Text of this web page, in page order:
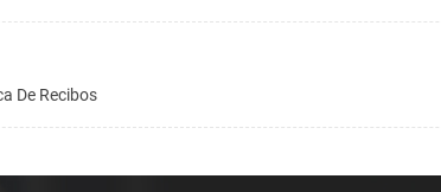
De Recibos